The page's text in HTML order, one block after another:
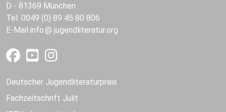
D - 81369 München
Tel. 0049 (0) 89 45 80 806
E-Mail info jugendliteratur.org
Deutscher Jugendliteraturpreis
Fachzeitschrift Julit